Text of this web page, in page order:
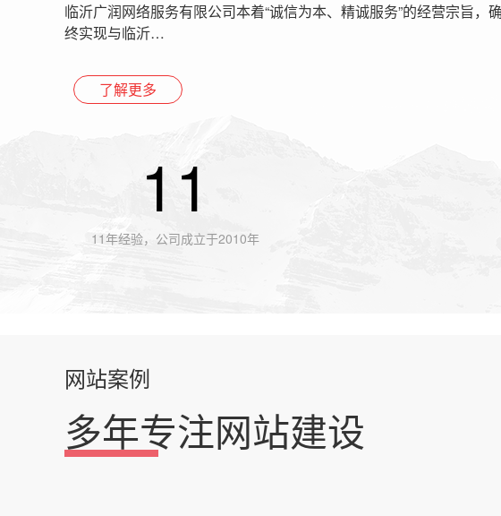
临沂广润网络服务有限公司本着“诚信为本、精诚服务”的经营宗旨，
终实现与临沂…
了解更多
11
11年经验，公司成立于2010年
网站案例
多年专注网站建设